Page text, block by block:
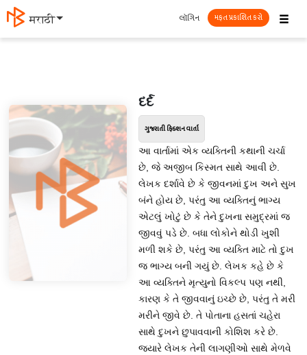
मराठी ☰
લૉગિન મફત પ્રકાશિત કરો
દર્દ
ગુજરાતી ફિક્શન વાર્તા
આ વાર્તામાં એક વ્યક્તિની કથાની ચર્ચા
છે, જે અજીબ કિસ્મત સાથે આવી છે.
લેખક દર્શાવે છે કે જીવનમાં દુખ અને સુખ
બંને હોય છે, પરંતુ આ વ્યક્તિનું ભાગ્ય
એટલું ખોટું છે કે તેને દુખના સમુદ્રમાં જ
જીવવું પડે છે. બધા લોકોને થોડી ખુશી
મળી શકે છે, પરંતુ આ વ્યક્તિ માટે તો દુખ
જ ભાગ્ય બની ગયું છે. લેખક કહે છે કે
આ વ્યક્તિને મૃત્યુનો વિકલ્પ પણ નથી,
કારણ કે તે જીવવાનું ઇચ્છે છે, પરંતુ તે મરી
મરીને જીવે છે. તે પોતાના હસતાં ચહેરા
સાથે દુખને છુપાવવાની કોશિશ કરે છે.
જ્યારે લેખક તેની લાગણીઓ સાથે મેળવે